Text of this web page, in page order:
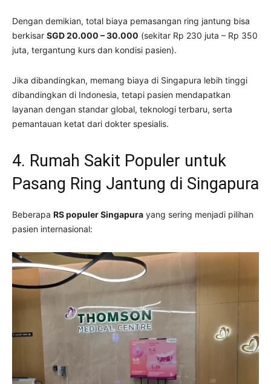
Dengan demikian, total biaya pemasangan ring jantung bisa
berkisar SGD 20.000 – 30.000 (sekitar Rp 230 juta – Rp 350
juta, tergantung kurs dan kondisi pasien).
Jika dibandingkan, memang biaya di Singapura lebih tinggi
dibandingkan di Indonesia, tetapi pasien mendapatkan
layanan dengan standar global, teknologi terbaru, serta
pemantauan ketat dari dokter spesialis.
4. Rumah Sakit Populer untuk
Pasang Ring Jantung di Singapura
Beberapa RS populer Singapura yang sering menjadi pilihan
pasien internasional: